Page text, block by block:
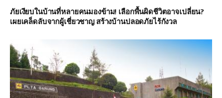
ภัยเงียบในบ้านที่หลายคนมองข้าม! เลือกพื้นผิดชีวิตอาจเปลี่ยน?
เผยเคล็ดลับจากผู้เชี่ยวชาญ สร้างบ้านปลอดภัยไร้กังวล